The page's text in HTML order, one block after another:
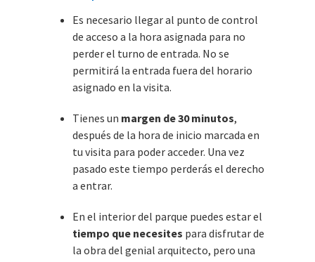
Es necesario llegar al punto de control
de acceso a la hora asignada para no
perder el turno de entrada. No se
permitirá la entrada fuera del horario
asignado en la visita.
Tienes un margen de 30 minutos,
después de la hora de inicio marcada en
tu visita para poder acceder. Una vez
pasado este tiempo perderás el derecho
a entrar.
En el interior del parque puedes estar el
tiempo que necesites para disfrutar de
la obra del genial arquitecto, pero una